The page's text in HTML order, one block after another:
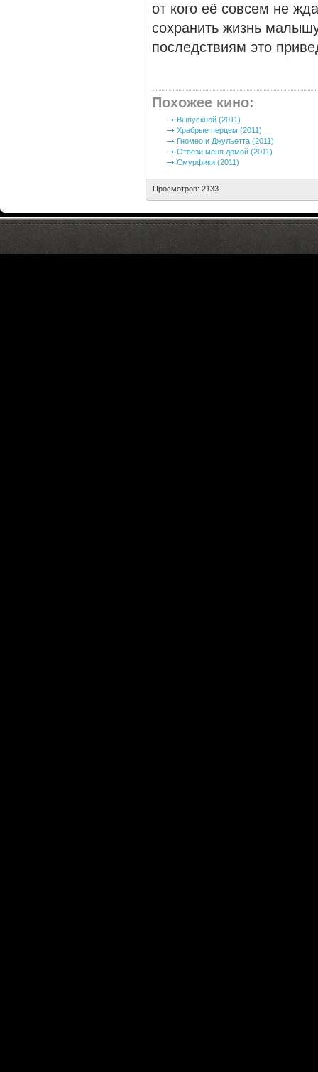
от кого её совсем не
сохранить жизнь
последствиям это
Похожее кино:
Выпускной (2011)
Храбрые перцем (2011)
Гномео и Джульетта (2011)
Отвези меня домой (2011)
Смурфики (2011)
Просмотров: 2133